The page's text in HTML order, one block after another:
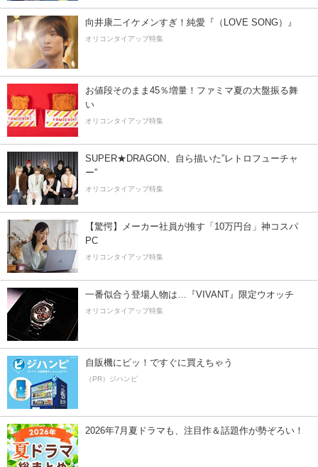
向井康二イケメンすぎ！純愛『（LOVE SONG）』
オリコンタイアップ特集
お値段そのまま45％増量！ファミマ夏の大盤振る舞
い
オリコンタイアップ特集
SUPER★DRAGON、自ら描いた”レトロフューチャ
ー”
オリコンタイアップ特集
【驚愕】メーカー社員が推す「10万円台」神コスパ
PC
オリコンタイアップ特集
一番似合う登場人物は…『VIVANT』限定ウオッチ
オリコンタイアップ特集
自販機にピッ！ですぐに買えちゃう
（PR）ジハンピ
2026年7月夏ドラマも、注目作＆話題作が勢ぞろい！